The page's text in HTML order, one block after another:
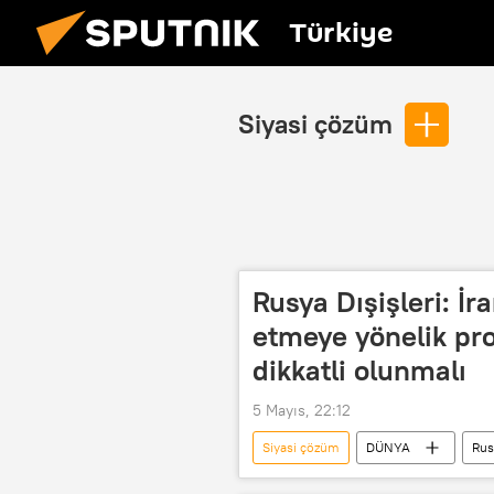
Türkiye
Siyasi çözüm
Rusya Dışişleri:
etmeye yönelik
dikkatli olunmalı
5 Mayıs, 22:12
Siyasi çözüm DÜNYA
ABD
Çatışma